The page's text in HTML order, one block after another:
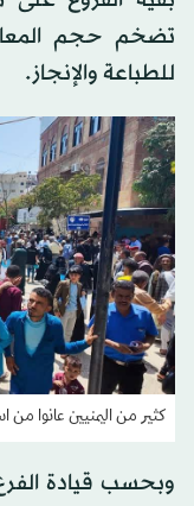
تضخم حجم
للطباعة والإنجاز.
كثير من اليمنيين عانوا
وبحسب قيادة